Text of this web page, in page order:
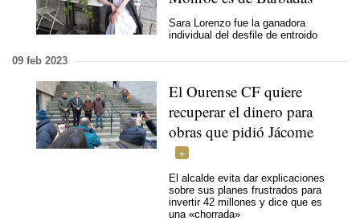
Sara Lorenzo fue la ganadora
individual del desfile de entroido
09 feb 2023
El Ourense CF quiere
recuperar el dinero para
obras que pidió Jácome
El alcalde evita dar explicaciones
sobre sus planes frustrados para
invertir 42 millones y dice que es
una «chorrada»